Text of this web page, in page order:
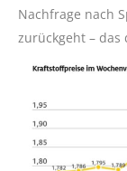
Nachfrage nach
zurückgeht – das